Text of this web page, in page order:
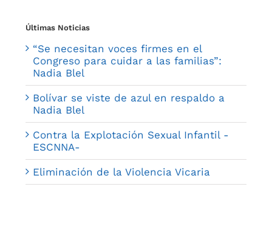
Últimas Noticias
“Se necesitan voces firmes en el
Congreso para cuidar a las familias”:
Nadia Blel
Bolívar se viste de azul en respaldo a
Nadia Blel
Contra la Explotación Sexual Infantil -
ESCNNA-
Eliminación de la Violencia Vicaria